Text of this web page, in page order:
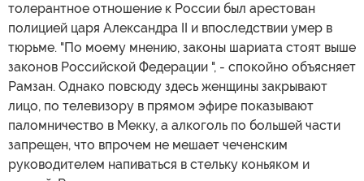
толерантное отношение к России был арестован
полицией царя Александра II и впоследствии умер в
тюрьме. "По моему мнению, законы шариата стоят выше
законов Российской Федерации ", - спокойно объясняет
Рамзан. Однако повсюду здесь женщины закрывают
лицо, по телевизору в прямом эфире показывают
паломничество в Мекку, а алкоголь по большей части
запрещен, что впрочем не мешает чеченским
руководителем напиваться в стельку коньяком и